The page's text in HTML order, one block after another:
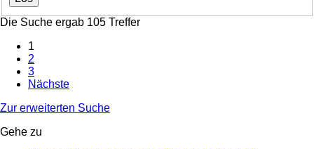
Die Suche ergab 105 Treffer
1
2
3
Nächste
Zur erweiterten Suche
Gehe zu